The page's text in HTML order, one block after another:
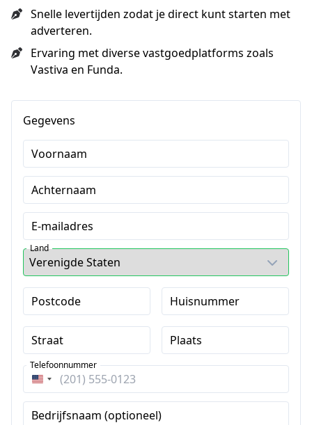
Snelle levertijden zodat je direct kunt starten met
adverteren.
Ervaring met diverse vastgoedplatforms zoals
Vastiva en Funda.
Gegevens
Voornaam
Achternaam
E-mailadres
Land
Postcode Huisnummer
Straat Plaats
Verenigde
Staten
+1
Telefoonnummer
Bedrijfsnaam (optioneel)